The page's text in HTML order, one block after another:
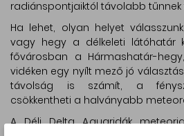
radiánspontjaiktól távolabb
Ha lehet, olyan helyet
vagy hegy a délkeleti látóhatár
fővárosban a Hármashatár-
vidéken egy nyílt mező jó
távolság is számít, a
csökkentheti a halványabb
A Déli Delta Aquaridák